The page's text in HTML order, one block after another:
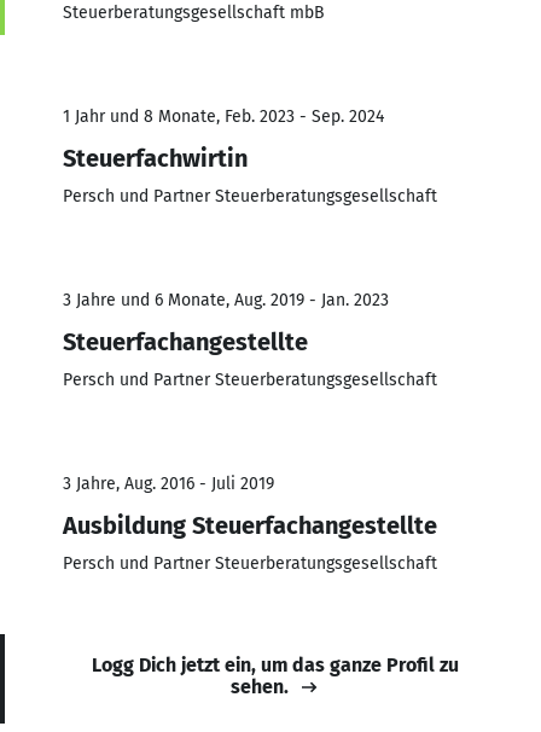
Steuerberatungsgesellschaft mbB
1 Jahr und 8 Monate, Feb. 2023 - Sep. 2024
Steuerfachwirtin
Persch und Partner Steuerberatungsgesellschaft
3 Jahre und 6 Monate, Aug. 2019 - Jan. 2023
Steuerfachangestellte
Persch und Partner Steuerberatungsgesellschaft
3 Jahre, Aug. 2016 - Juli 2019
Ausbildung Steuerfachangestellte
Persch und Partner Steuerberatungsgesellschaft
Logg Dich jetzt ein, um das ganze Profil zu
sehen.